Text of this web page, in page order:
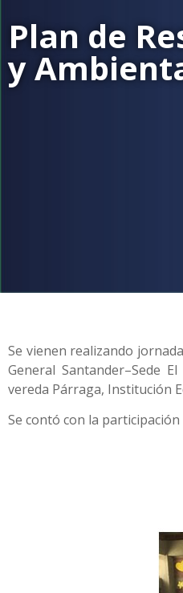
Plan de
y
Se vienen realizando
General Santander–Sede
vereda Párraga, Institución
Se contó con la